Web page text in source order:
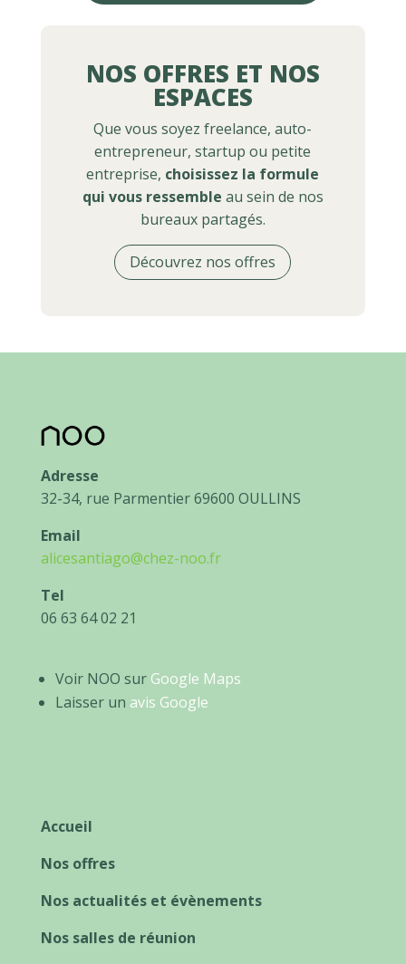
NOS OFFRES ET NOS
ESPACES
Que vous soyez freelance, auto-
entrepreneur, startup ou petite
entreprise, choisissez la formule
qui vous ressemble au sein de nos
bureaux partagés.
Découvrez nos offres
Adresse
32-34, rue Parmentier 69600 OULLINS
Email
alicesantiago@chez-noo.fr
Tel
06 63 64 02 21
Voir NOO sur Google Maps
Laisser un avis Google
Accueil
Nos offres
Nos actualités et évènements
Nos salles de réunion